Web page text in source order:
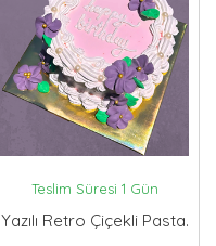
Teslim Süresi 1 Gün
Yazılı Retro Çiçekli Pasta.